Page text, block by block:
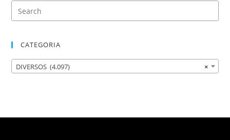
CATEGORIA
×
DIVERSOS (4.097)